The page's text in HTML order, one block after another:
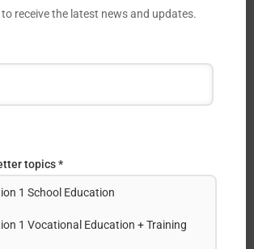
βρείτε τους συνδέσμους για
παρουσίαση καιμαγνητοσκόπηση
receive the latest news and updates.
topics *
1 School Education
1 Vocational Education + Training